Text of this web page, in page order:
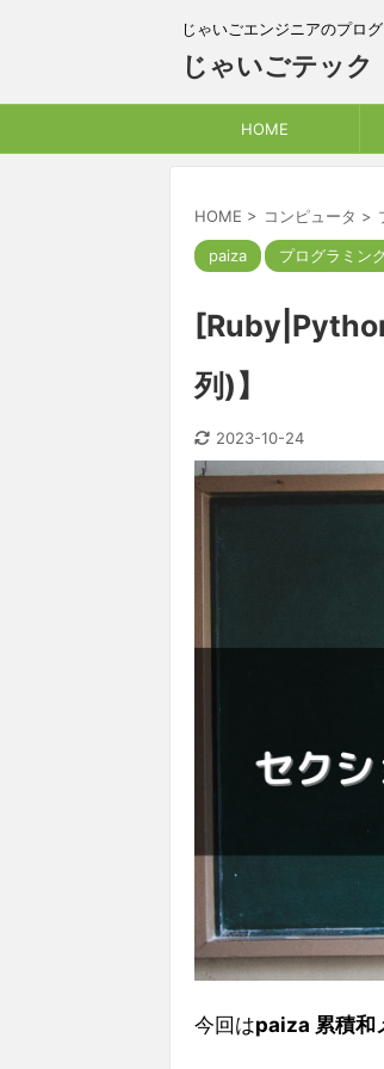
じゃいごエンジニアのプロ
じゃいごテック
HOME
HOME > コンピュータ >
paiza プログラミン
列)】
2023-10-24
今回はpaiza 累積和